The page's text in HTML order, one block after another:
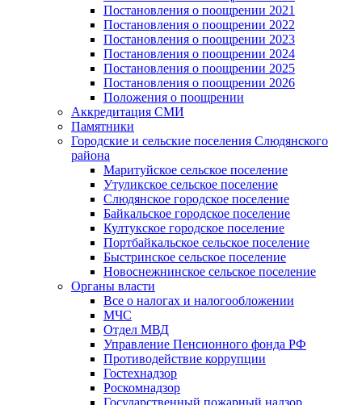
Постановления о поощрении 2021
Постановления о поощрении 2022
Постановления о поощрении 2023
Постановления о поощрении 2024
Постановления о поощрении 2025
Постановления о поощрении 2026
Положения о поощрении
Аккредитация СМИ
Памятники
Городские и сельские поселения Слюдянского
района
Маритуйское сельское поселение
Утуликское сельское поселение
Слюдянское городское поселение
Байкальское городское поселение
Култукское городское поселение
Портбайкальское сельское поселение
Быстринское сельское поселение
Новоснежнинское сельское поселение
Органы власти
Все о налогах и налогообложении
МЧС
Отдел МВД
Управление Пенсионного фонда РФ
Противодействие коррупции
Гостехнадзор
Роскомнадзор
Государственный пожарный надзор